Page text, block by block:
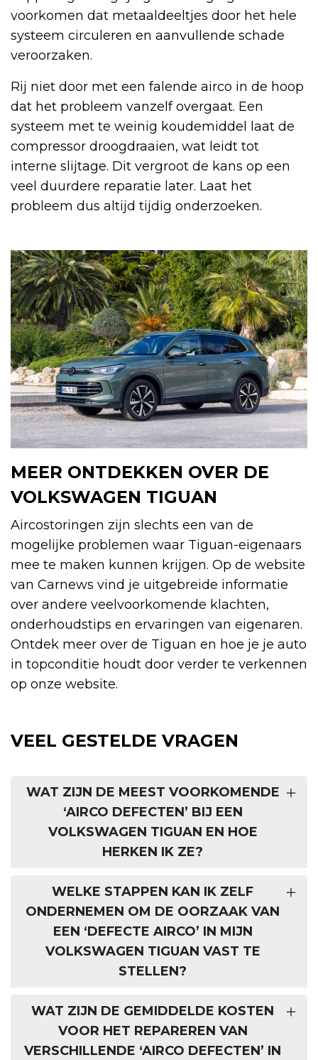
voorkomen dat metaaldeeltjes door het hele
systeem circuleren en aanvullende schade
veroorzaken.
Rij niet door met een falende airco in de hoop
dat het probleem vanzelf overgaat. Een
systeem met te weinig koudemiddel laat de
compressor droogdraaien, wat leidt tot
interne slijtage. Dit vergroot de kans op een
veel duurdere reparatie later. Laat het
probleem dus altijd tijdig onderzoeken.
MEER ONTDEKKEN OVER DE
VOLKSWAGEN TIGUAN
Aircostoringen zijn slechts een van de
mogelijke problemen waar Tiguan-eigenaars
mee te maken kunnen krijgen. Op de website
van Carnews vind je uitgebreide informatie
over andere veelvoorkomende klachten,
onderhoudstips en ervaringen van eigenaren.
Ontdek meer over de Tiguan en hoe je je auto
in topconditie houdt door verder te verkennen
op onze website.
VEEL GESTELDE VRAGEN
WAT ZIJN DE MEEST VOORKOMENDE
‘AIRCO DEFECTEN’ BIJ EEN
VOLKSWAGEN TIGUAN EN HOE
HERKEN IK ZE?
WELKE STAPPEN KAN IK ZELF
ONDERNEMEN OM DE OORZAAK VAN
EEN ‘DEFECTE AIRCO’ IN MIJN
VOLKSWAGEN TIGUAN VAST TE
STELLEN?
WAT ZIJN DE GEMIDDELDE KOSTEN
VOOR HET REPAREREN VAN
VERSCHILLENDE ‘AIRCO DEFECTEN’ IN